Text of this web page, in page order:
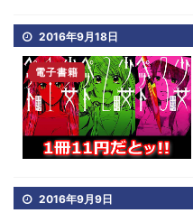
2016年9月18日
電子書籍
2016年9月9日